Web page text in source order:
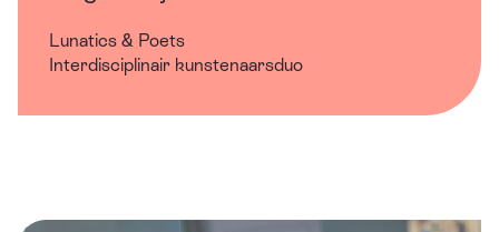
Lunatics & Poets
Interdisciplinair kunstenaarsduo